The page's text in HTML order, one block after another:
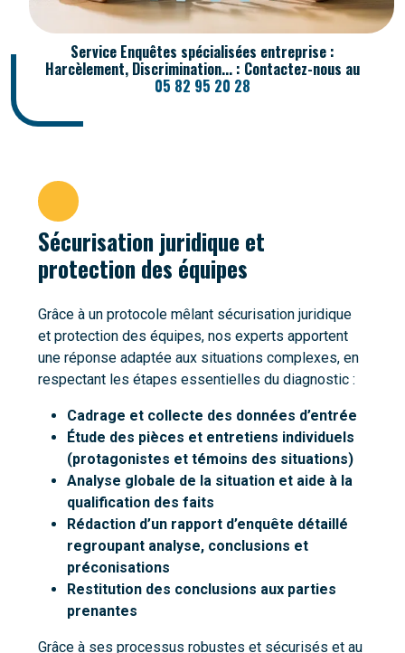
Service Enquêtes spécialisées entreprise :
Harcèlement, Discrimination... : Contactez-nous au
05 82 95 20 28
Sécurisation juridique et
protection des équipes
Grâce à un protocole mêlant sécurisation juridique
et protection des équipes, nos experts apportent
une réponse adaptée aux situations complexes, en
respectant les étapes essentielles du diagnostic :
Cadrage et collecte des données d’entrée
Étude des pièces et entretiens individuels
(protagonistes et témoins des situations)
Analyse globale de la situation et aide à la
qualification des faits
Rédaction d’un rapport d’enquête détaillé
regroupant analyse, conclusions et
préconisations
Restitution des conclusions aux parties
prenantes
Grâce à ses processus robustes et sécurisés et au